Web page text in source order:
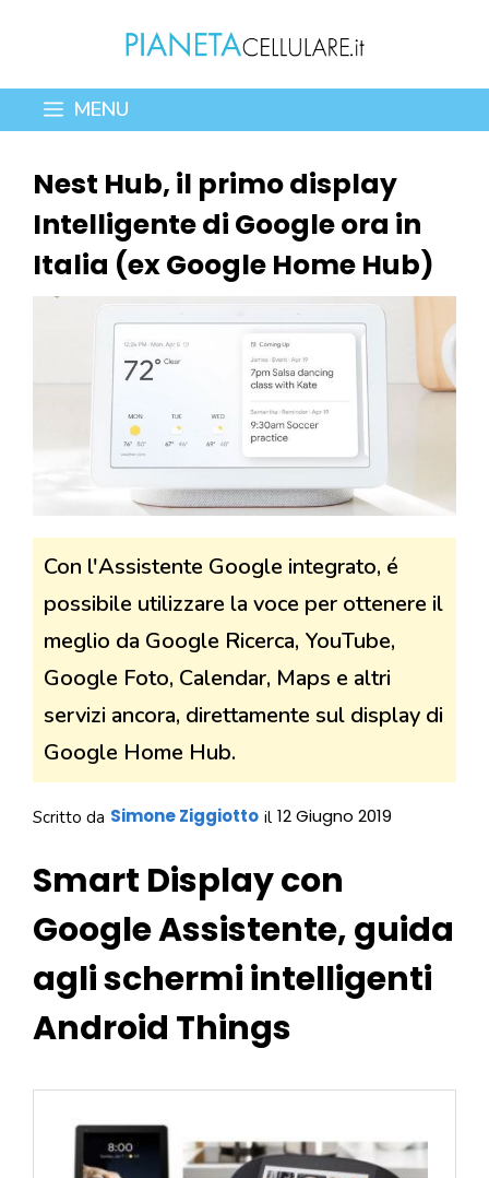
contenuto
MENU
Nest Hub, il primo display
Intelligente di Google ora in
Italia (ex Google Home Hub)
Con l'Assistente Google integrato, é
possibile utilizzare la voce per ottenere il
meglio da Google Ricerca, YouTube,
Google Foto, Calendar, Maps e altri
servizi ancora, direttamente sul display di
Google Home Hub.
Scritto da Simone Ziggiotto il 12 Giugno 2019
Smart Display con
Google Assistente, guida
agli schermi intelligenti
Android Things